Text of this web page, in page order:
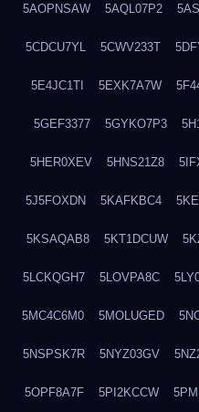
5AOPNSAW 5AQL07P2
5CDCU7YL 5CWV233T
5E4JC1TI 5EXK7A7W
5GEF3377 5GYKO7P3
5HER0XEV 5HNS21Z8
5J5FOXDN 5KAFKBC4
5KSAQAB8 5KT1DCUW
5LCKQGH7 5LOVPA8C
5MC4C6M0 5MOLUGED
5NSPSK7R 5NYZ03GV
5OPF8A7F 5PI2KCCW